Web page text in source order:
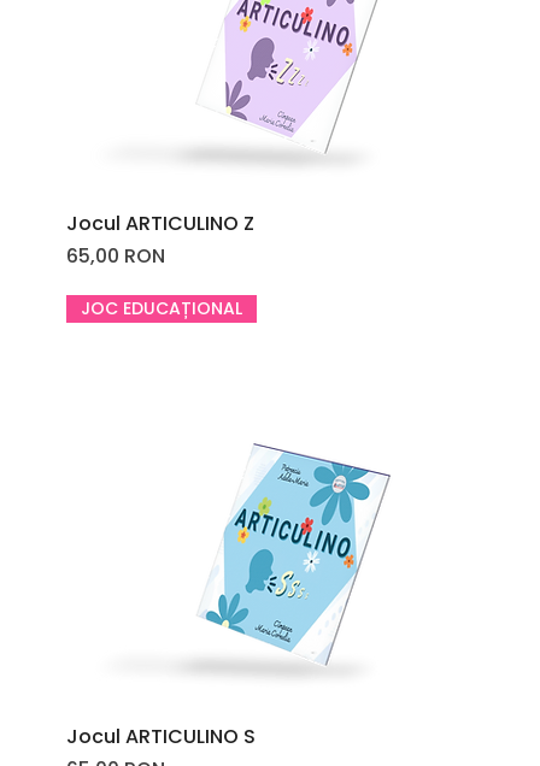
Jocul ARTICULINO Z
Price
65,00 RON
JOC EDUCAȚIONAL
Jocul ARTICULINO S